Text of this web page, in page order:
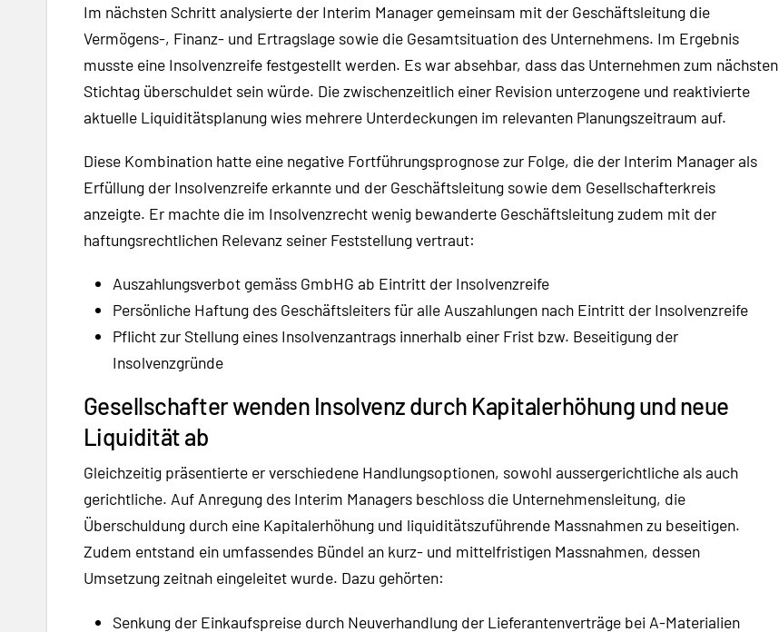
Im nächsten Schritt analysierte der Interim Manager gemeinsam mit der Geschäftsleitung die
Vermögens-, Finanz- und Ertragslage sowie die Gesamtsituation des Unternehmens. Im Ergebnis
musste eine Insolvenzreife festgestellt werden. Es war absehbar, dass das Unternehmen zum nächsten
Stichtag überschuldet sein würde. Die zwischenzeitlich einer Revision unterzogene und reaktivierte
aktuelle Liquiditätsplanung wies mehrere Unterdeckungen im relevanten Planungszeitraum auf.
Diese Kombination hatte eine negative Fortführungsprognose zur Folge, die der Interim Manager als
Erfüllung der Insolvenzreife erkannte und der Geschäftsleitung sowie dem Gesellschafterkreis
anzeigte. Er machte die im Insolvenzrecht wenig bewanderte Geschäftsleitung zudem mit der
haftungsrechtlichen Relevanz seiner Feststellung vertraut:
Auszahlungsverbot gemäss GmbHG ab Eintritt der Insolvenzreife
Persönliche Haftung des Geschäftsleiters für alle Auszahlungen nach Eintritt der Insolvenzreife
Pflicht zur Stellung eines Insolvenzantrags innerhalb einer Frist bzw. Beseitigung der
Insolvenzgründe
Gesellschafter wenden Insolvenz durch Kapitalerhöhung und neue
Liquidität ab
Gleichzeitig präsentierte er verschiedene Handlungsoptionen, sowohl aussergerichtliche als auch
gerichtliche. Auf Anregung des Interim Managers beschloss die Unternehmensleitung, die
Überschuldung durch eine Kapitalerhöhung und liquiditätszuführende Massnahmen zu beseitigen.
Zudem entstand ein umfassendes Bündel an kurz- und mittelfristigen Massnahmen, dessen
Umsetzung zeitnah eingeleitet wurde. Dazu gehörten:
Senkung der Einkaufspreise durch Neuverhandlung der Lieferantenverträge bei A-Materialien